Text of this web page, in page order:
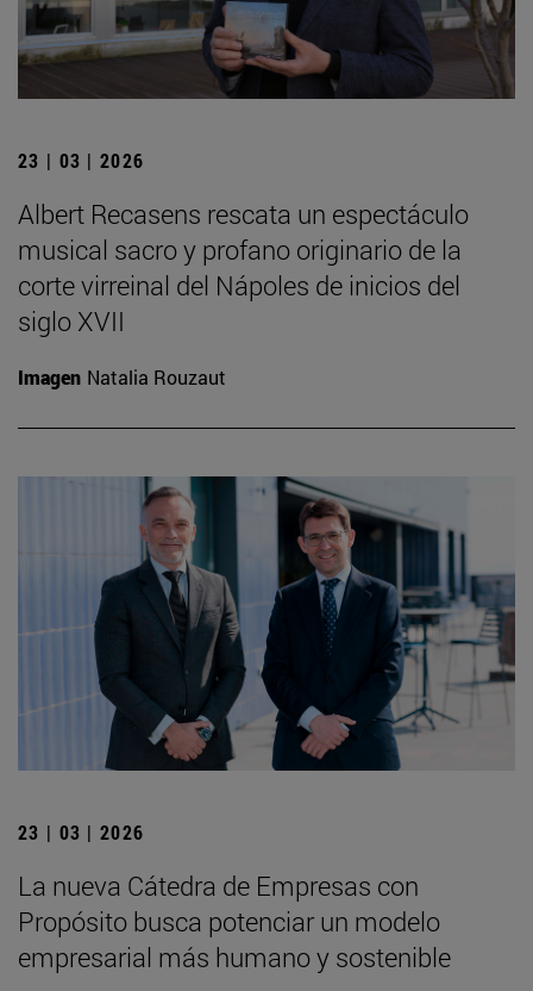
23 | 03 | 2026
Albert Recasens rescata un espectáculo
musical sacro y profano originario de la
corte virreinal del Nápoles de inicios del
siglo XVII
Imagen Natalia Rouzaut
23 | 03 | 2026
La nueva Cátedra de Empresas con
Propósito busca potenciar un modelo
empresarial más humano y sostenible